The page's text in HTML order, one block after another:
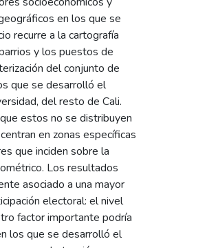
en los que se
recurre a la cartografía
y los puestos de
del conjunto de
que se desarrolló el
del resto de Cali.
estos no se distribuyen
en zonas específicas
que inciden sobre la
Los resultados
asociado a una mayor
electoral: el nivel
factor importante podría
los que se desarrolló el